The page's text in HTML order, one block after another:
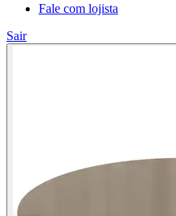
Fale com lojista
Sair